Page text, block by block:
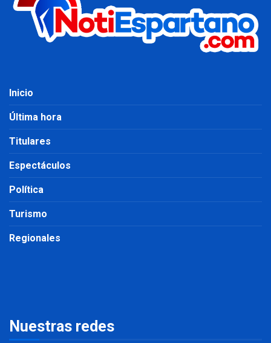
Inicio
Última hora
Titulares
Espectáculos
Política
Turismo
Regionales
Nuestras redes